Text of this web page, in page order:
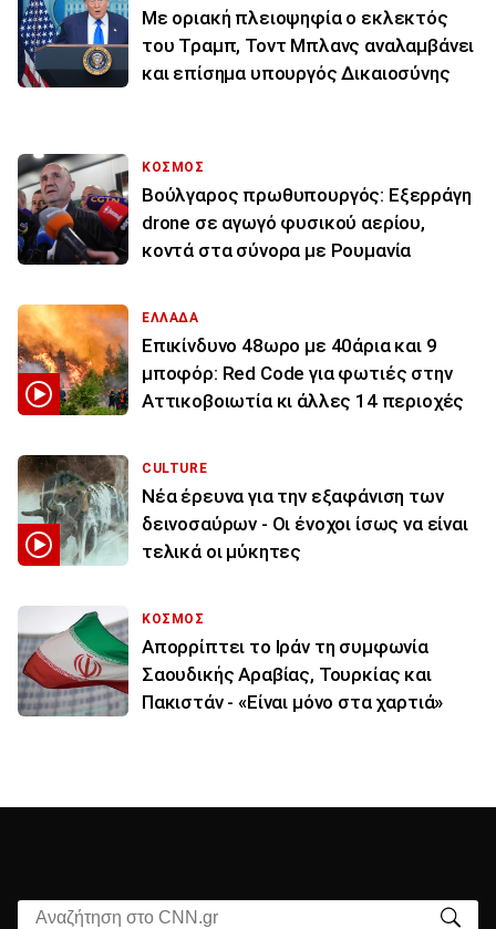
Με οριακή πλειοψηφία ο εκλεκτός
του Τραμπ, Τοντ Μπλανς αναλαμβάνει
και επίσημα υπουργός Δικαιοσύνης
ΚΟΣΜΟΣ
Βούλγαρος πρωθυπουργός: Εξερράγη
drone σε αγωγό φυσικού αερίου,
κοντά στα σύνορα με Ρουμανία
ΕΛΛΑΔΑ
Επικίνδυνο 48ωρο με 40άρια και 9
μποφόρ: Red Code για φωτιές στην
Αττικοβοιωτία κι άλλες 14 περιοχές
CULTURE
Νέα έρευνα για την εξαφάνιση των
δεινοσαύρων - Οι ένοχοι ίσως να είναι
τελικά οι μύκητες
ΚΟΣΜΟΣ
Απορρίπτει το Ιράν τη συμφωνία
Σαουδικής Αραβίας, Τουρκίας και
Πακιστάν - «Είναι μόνο στα χαρτιά»
Αναζήτηση στο CNN.gr